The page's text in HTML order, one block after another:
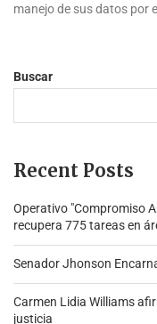
manejo de sus datos por
Buscar
Recent Posts
Operativo "Compromiso
recupera 775 tareas en
Senador Jhonson
Carmen Lidia Williams
justicia